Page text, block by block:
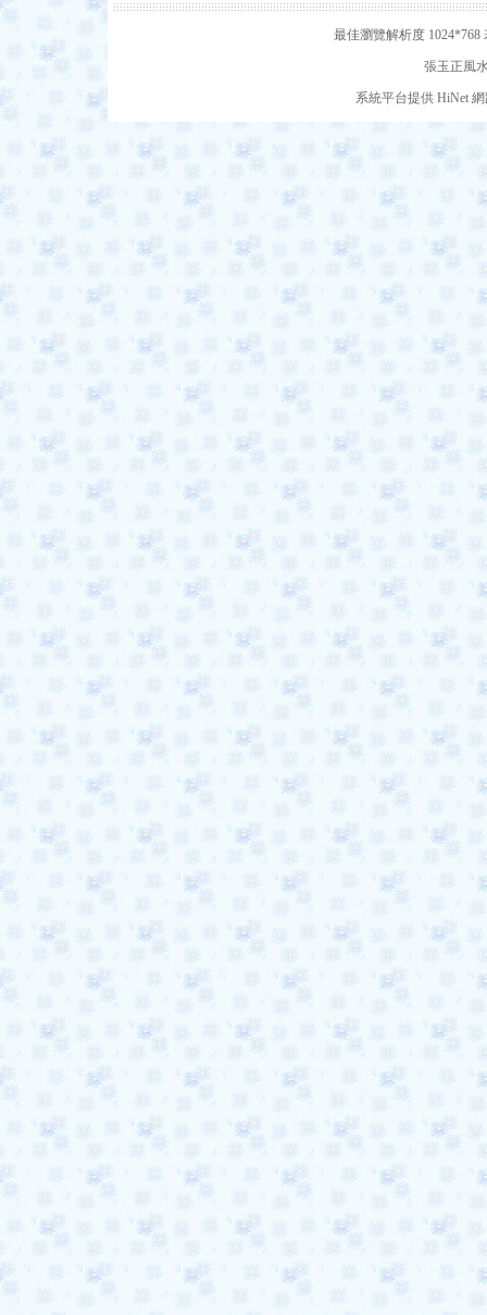
最佳瀏覽解析度
張玉正風
系統平台提供 HiNet